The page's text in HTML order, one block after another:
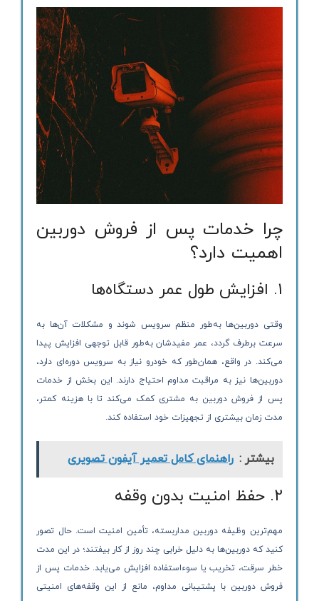
چرا خدمات پس از فروش دوربین
اهمیت دارد؟
1. افزایش طول عمر دستگاه‌ها
وقتی دوربین‌ها به‌طور منظم سرویس شوند و مشکلات آن‌ها به
سرعت برطرف گردد، عمر مفیدشان به‌طور قابل توجهی افزایش پیدا
می‌کند. در واقع، همان‌طور که خودرو نیاز به سرویس دوره‌ای دارد،
دوربین‌ها نیز به مراقبت مداوم احتیاج دارند. این بخش از خدمات
پس از فروش دوربین به مشتری کمک می‌کند تا با هزینه کمتر،
مدت زمان بیشتری از تجهیزات خود استفاده کند.
بیشتر : راهنمای کامل تعمیر آیفون تصویری
2. حفظ امنیت بدون وقفه
مهم‌ترین وظیفه دوربین مداربسته، تأمین امنیت است. حال تصور
کنید که دوربین‌ها به دلیل خرابی چند روز از کار بیفتند؛ در این مدت
خطر سرقت، تخریب یا سوءاستفاده افزایش می‌یابد. خدمات پس از
فروش دوربین با پشتیبانی مداوم، مانع از این وقفه‌های امنیتی